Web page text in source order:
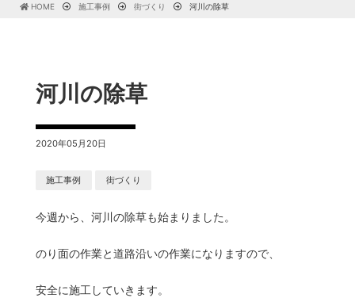
HOME 施工事例 街づくり 河川の除草
河川の除草
2020年05月20日
施工事例 街づくり
今週から、河川の除草も始まりました。
のり面の作業と道路沿いの作業になりますので、
安全に施工していきます。